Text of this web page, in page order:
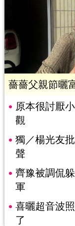
薔薔父親節曬
原本很討厭
觀
獨／楊光友
聲
齊豫被調侃
軍
喜曬超音波
了